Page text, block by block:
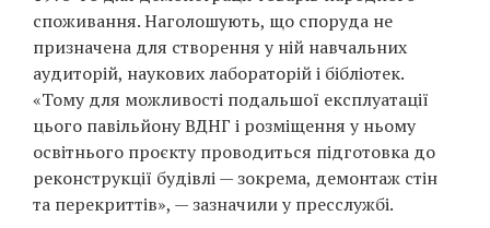
EN
RU
споживання. Наголошують, що споруда не
призначена для створення у ній навчальних
аудиторій, наукових лабораторій і бібліотек.
«Тому для можливості подальшої експлуатації
цього павільйону ВДНГ і розміщення у ньому
освітнього проєкту проводиться підготовка до
реконструкції будівлі — зокрема, демонтаж стін
та перекриттів», — зазначили у пресслужбі.